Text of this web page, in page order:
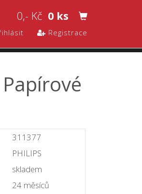
0,- Kč 0 ks
Registrace
311377
PHILIPS
skladem
24 měsíců